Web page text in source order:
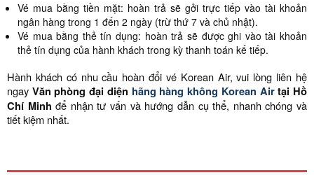
Vé mua bằng tiền mặt: hoàn trả sẽ gởi trực tiếp vào tài khoản
ngân hàng trong 1 đến 2 ngày (trừ thứ 7 và chủ nhật).
Vé mua bằng thẻ tín dụng: hoàn trả sẽ được ghi vào tài khoản
thẻ tín dụng của hành khách trong kỳ thanh toán kế tiếp.
Hành khách có nhu cầu hoàn đổi vé Korean Air, vui lòng liên hệ
ngay Văn phòng đại diện hãng hàng không Korean Air tại Hồ
Chí Minh để nhận tư vấn và hướng dẫn cụ thể, nhanh chóng và
tiết kiệm nhất.